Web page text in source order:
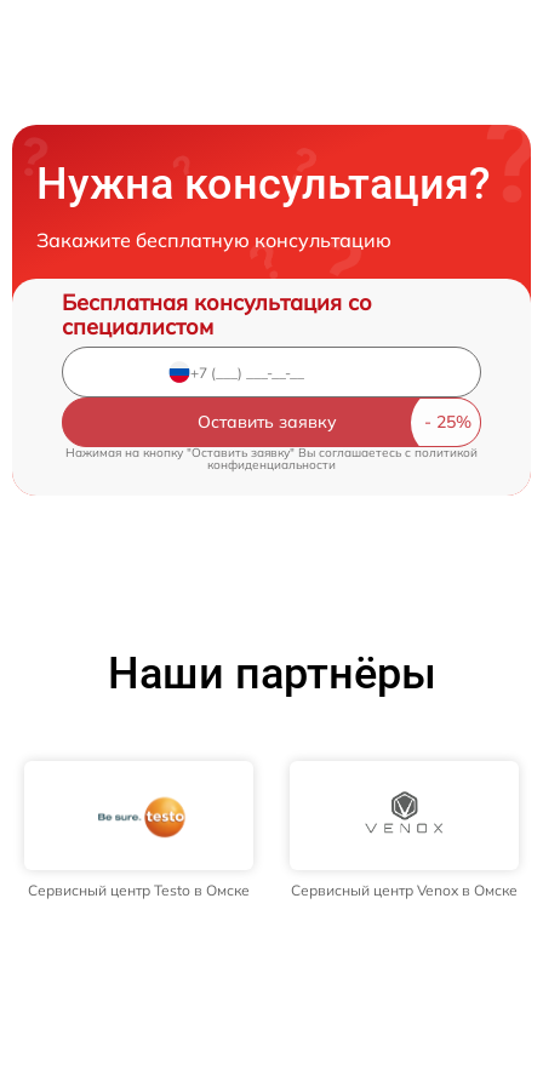
Нужна консультация?
Закажите бесплатную консультацию
Бесплатная консультация со
специалистом
Оставить заявку
Нажимая на кнопку "Оставить заявку" Вы соглашаетесь c политикой
конфиденциальности
Наши партнёры
Сервисный центр Testo в Омске Сервисный центр Venox в Омске